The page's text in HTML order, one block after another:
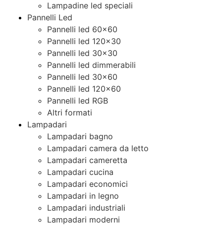
Lampadine led speciali
Pannelli Led
Pannelli led 60×60
Pannelli led 120×30
Pannelli led 30×30
Pannelli led dimmerabili
Pannelli led 30×60
Pannelli led 120×60
Pannelli led RGB
Altri formati
Lampadari
Lampadari bagno
Lampadari camera da letto
Lampadari cameretta
Lampadari cucina
Lampadari economici
Lampadari in legno
Lampadari industriali
Lampadari moderni